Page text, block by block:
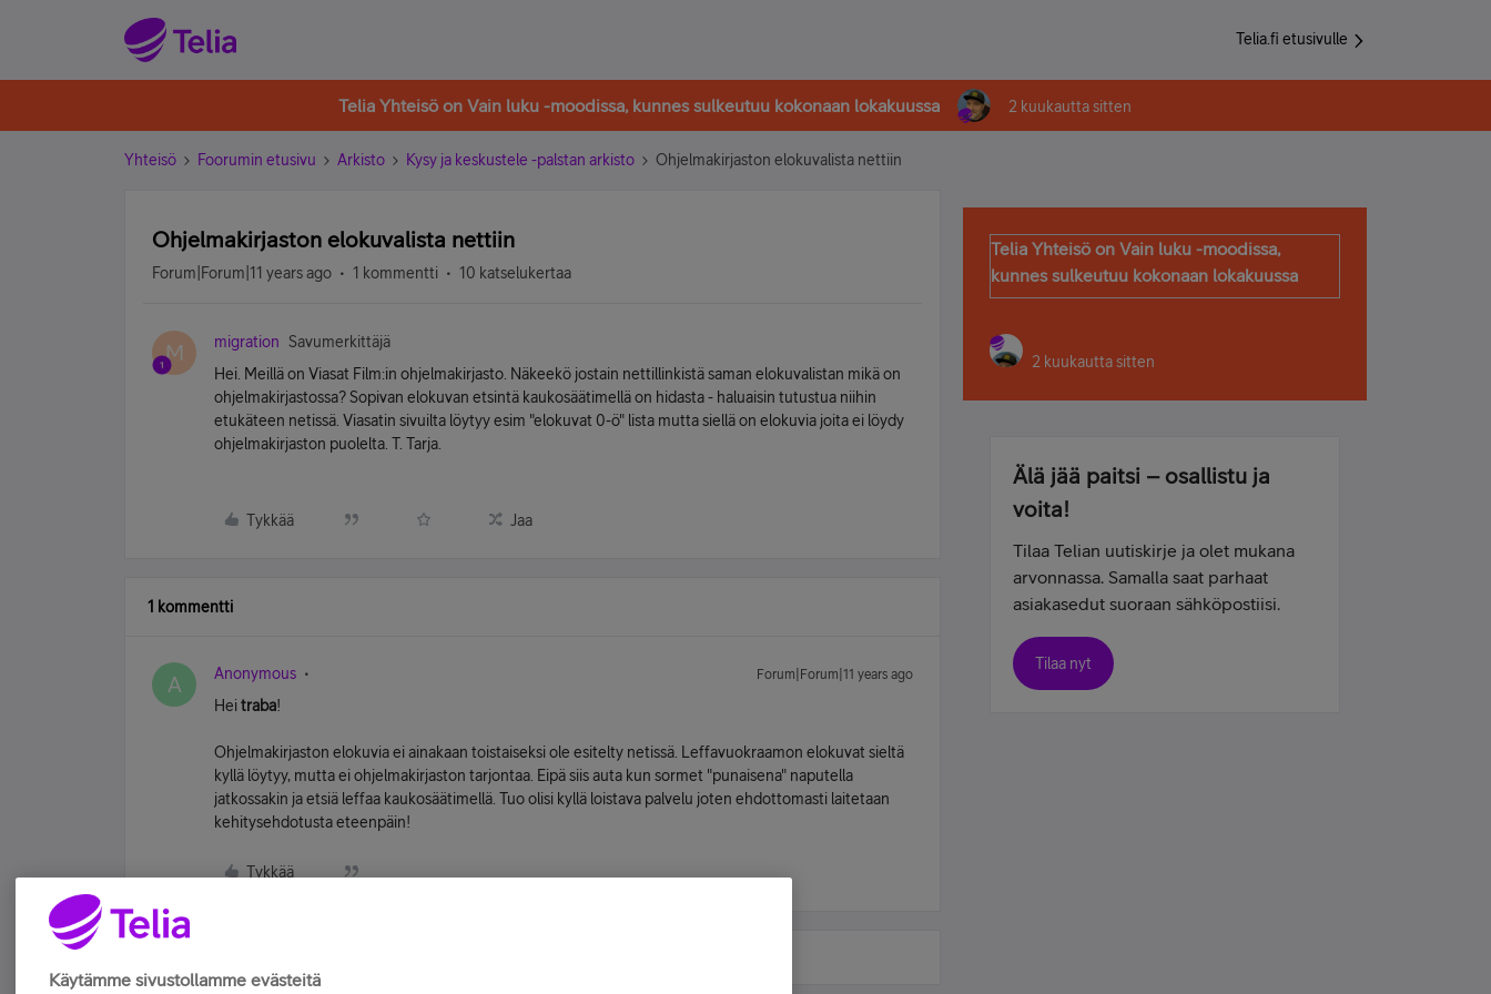
Telia.fi etusivulle
Telia Yhteisö on Vain luku -moodissa, kunnes sulkeutuu kokonaan lokakuussa 2 kuukautta sitten
Yhteisö Foorumin etusivu Arkisto Kysy ja keskustele -palstan arkisto Ohjelmakirjaston elokuvalista nettiin
Ohjelmakirjaston elokuvalista nettiin
Forum|Forum|11 years ago 1 kommentti 10 katselukertaa
M migration
Savumerkittäjä
Hei. Meillä on Viasat Film:in ohjelmakirjasto. Näkeekö jostain nettillinkistä saman elokuvalistan mikä on
ohjelmakirjastossa? Sopivan elokuvan etsintä kaukosäätimellä on hidasta - haluaisin tutustua niihin
etukäteen netissä. Viasatin sivuilta löytyy esim "elokuvat 0-ö" lista mutta siellä on elokuvia joita ei löydy
ohjelmakirjaston puolelta. T. Tarja.
Tykkää Jaa
1 kommentti
A Anonymous Forum|Forum|11 years ago
Heitraba!
Ohjelmakirjaston elokuvia ei ainakaan toistaiseksi ole esitelty netissä. Leffavuokraamon elokuvat sieltä
kyllä löytyy, mutta ei ohjelmakirjaston tarjontaa. Eipä siis auta kun sormet "punaisena" naputella
jatkossakin ja etsiä leffaa kaukosäätimellä. Tuo olisi kyllä loistava palvelu joten ehdottomasti laitetaan
kehitysehdotusta eteenpäin!
Tykkää
Telia Yhteisö on Vain luku -moodissa,
kunnes sulkeutuu kokonaan lokakuussa
2 kuukautta sitten
Älä jää paitsi – osallistu ja
voita!
Tilaa Telian uutiskirje ja olet mukana
arvonnassa. Samalla saat parhaat
asiakasedut suoraan sähköpostiisi.
Tilaa nyt
Käytämme sivustollamme evästeitä